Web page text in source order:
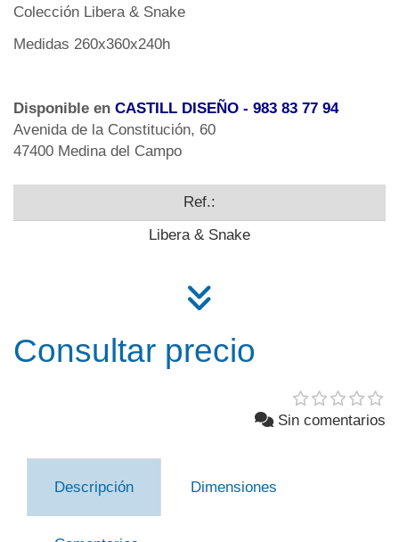
Colección Libera & Snake
Medidas 260x360x240h
Disponible en CASTILL DISEÑO - 983 83 77 94
Avenida de la Constitución, 60
47400 Medina del Campo
Ref.:
Libera & Snake
Consultar precio
Sin comentarios
Descripción Dimensiones